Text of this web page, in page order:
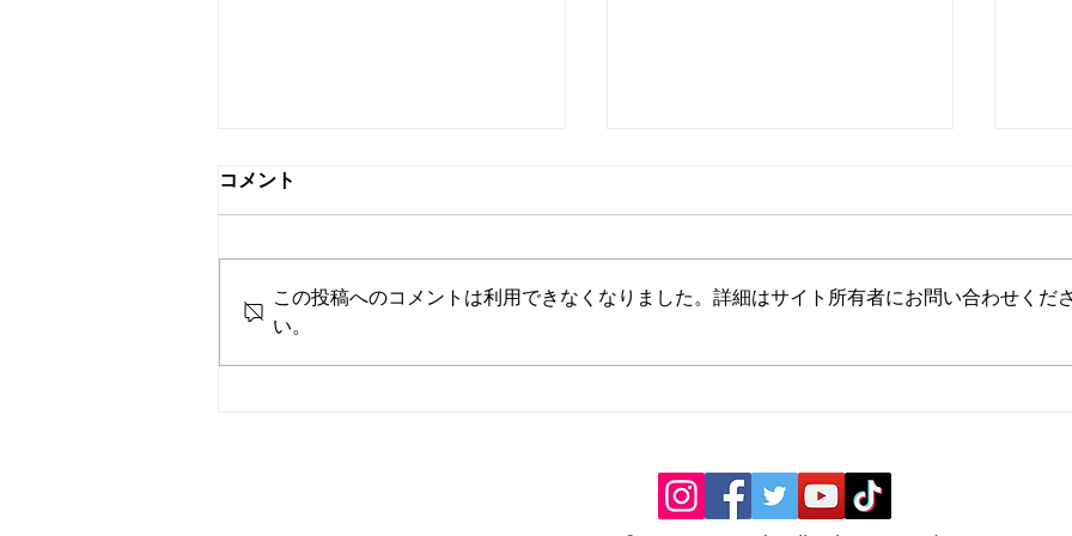
ラストチャンスダイエット
ラストチャンスダイエット
ラス
コメント
この投稿へのコメントは利用できなくなりました。詳細はサイト所有者にお問い合わせくださ
い。